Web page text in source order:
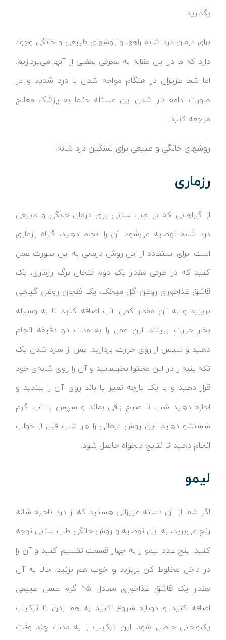
بگذارید.
برای درمان درد شانه راهها و روشهای طبیعی و خانگی وجود
دارد که ما در این مقاله به معرفی بعضی از آنها می‌پردازیم.
اما شما عزیزان در هنگام مواجه شدن با درد شدید و در
صورت ادامه دار شدن این مسئله حتما به پزشک معالج
مراجعه کنید.
روشهای خانگی و طبیعی برای تسکین درد شانه:
رزماری
از گیاهانی که در طب سنتی برای درمان خانگی و طبیعی
درد شانه توصیه ‌می‌شود آن را انجام دهید، گیاه رزماری
است. برای استفاده از این روش درمانی به این صورت عمل
کنید که در ظرفی مقدار یک دوم فنجان برگ رزماری، یک
قاشق غذاخوری روغن گل میخک، یک فنجان روغن گیاهی
بریزید و به آن مقدار کمی آب اضافه کنید تا به وسیله
بخار حرارت ببینند. این عمل را به مدت دو دقیقه انجام
دهید و سپس از روی حرارت بردارید. پس از سرد شدن یک
تکه پنبه را در این محتوا بخیسانید و آن را روی شانه‌ی خود
قرار دهید و با یک پارچه تمیز یا باند روی آن را ببندید و
اجازه دهید شب تا صبح باقی بماند و سپس با آب گرم
شستشو دهید. این روش درمانی را هر شب قبل از خواب
انجام دهید تا نتایج دلخواه حاصل شود.
لیمو
اگر شما از آن دسته عزیزانی هستید که از درد ناحیه شانه
رنج می‌برید، به این توصیه و روش خانگی طب سنتی توجه
کنید. پنج عدد لیمو را به چهار قسمت تقسیم کنید و آن را
در داخل مخلوط کن بریزید و خوب هم بزنید. حالا به آن
مقدار یک قاشق غذاخوری معادل ۲۵ گرم عسل طبیعی
اضافه کنید و دوباره شروع کنید به هم زدن تا ترکیب
یکنواختی حاصل شود. این ترکیب را به مدت چند وقت